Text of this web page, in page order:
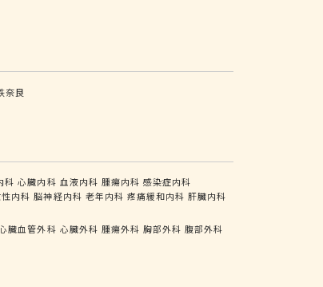
奈良
科 心臓内科 血液内科 腫瘍内科 感染症内科
性内科 脳神経内科 老年内科 疼痛緩和内科 肝臓内科
臓血管外科 心臓外科 腫瘍外科 胸部外科 腹部外科